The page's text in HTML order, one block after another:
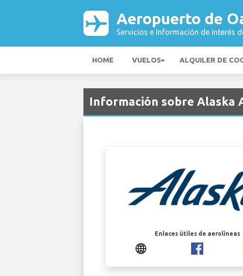
Aeropuerto de
Servicios e Información de interés
HOME VUELOS ALQUILER DE
Información sobre Alaska
Enlaces útiles de aerolíneas